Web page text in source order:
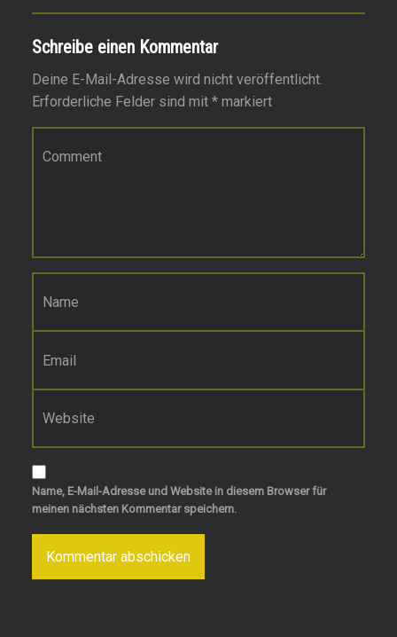
Schreibe einen Kommentar
Deine E-Mail-Adresse wird nicht veröffentlicht.
Erforderliche Felder sind mit *markiert
Name
*
Website
Name, E-Mail-Adresse und Website in diesem Browser für
meinen nächsten Kommentar speichern.